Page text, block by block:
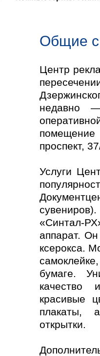
Общие
Центр
недавно
проспект,
Услуги
«Синтал-
аппарат.
ксерокса.
бумаге.
качество
красивые
плакаты,
открытки.